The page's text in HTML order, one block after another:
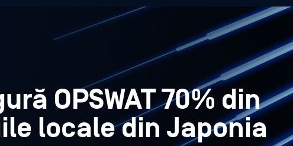
OPSWAT 70% din
locale din Japonia